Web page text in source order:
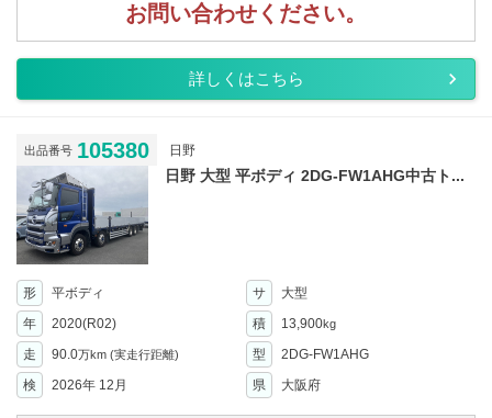
お問い合わせください。
詳しくはこちら
出品番号 105380 日野
日野 大型 平ボディ 2DG-FW1AHG中古ト...
形 平ボディ サ
大型
年
2020(R02) 積 13,900kg
走 90.0万km (実走行距離) 型
2DG-FW1AHG
検
2026年 12月 県 大阪府